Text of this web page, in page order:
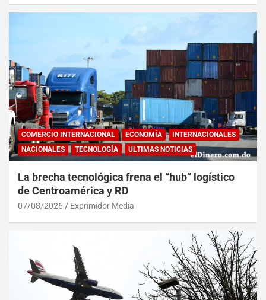
COMERCIO INTERNACIONAL ECONOMÍA
INTERNACIONALES
NACIONALES
TECNOLOGÍA ULTIMAS NOTICIAS
La brecha tecnológica frena el “hub” logístico
de Centroamérica y RD
07/08/2026 Exprimidor Media